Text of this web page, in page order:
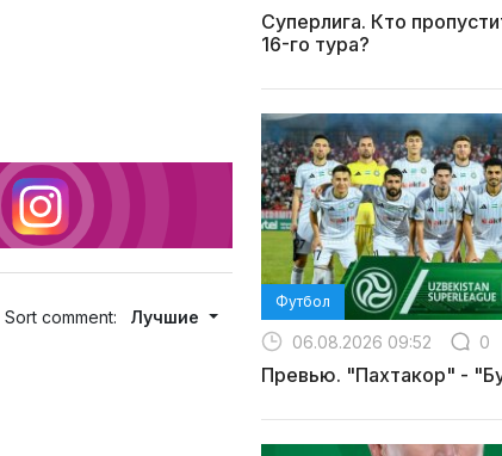
Sort comment: Лучшие
Суперлига. Кто
16-го тура?
Футбол
06.08.2026 09:52 0
Превью. "Пахтакор" -